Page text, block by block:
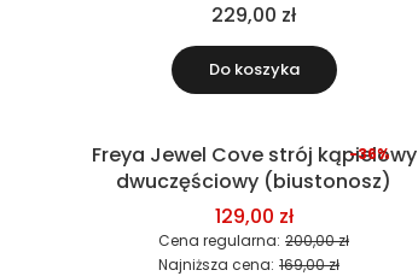
229,00 zł
Do koszyka
Okazja
Freya Jewel Cove strój kąpielowy
dwuczęściowy (biustonosz)
129,00 zł
Cena regularna: 200,00 zł
-36%
Najniższa cena: 169,00 zł